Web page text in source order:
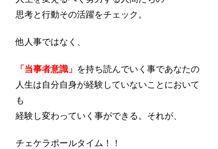
思考と行動その活躍をチェック。
他人事ではなく、
「当事者意識」 を持ち読んでいく事であなたの
人生は自分自身が経験していないことにおいて
も
経験し変わっていく事ができる。それが、
チェケラポールタイム！！